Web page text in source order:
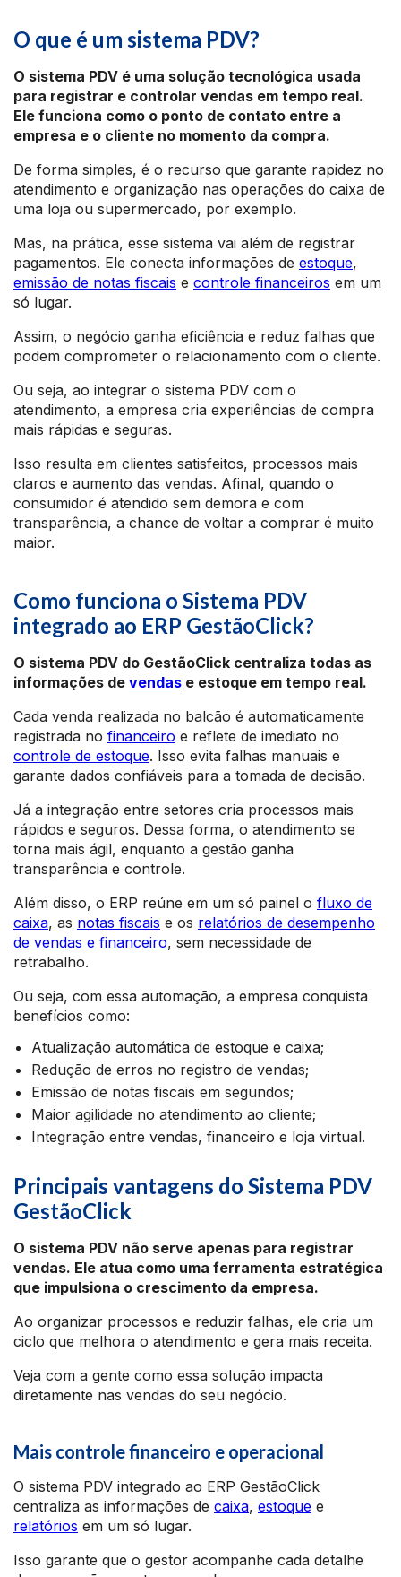
O que é um sistema PDV?
O sistema PDV é uma solução tecnológica usada
para registrar e controlar vendas em tempo real.
Ele funciona como o ponto de contato entre a
empresa e o cliente no momento da compra.
De forma simples, é o recurso que garante rapidez no
atendimento e organização nas operações do caixa de
uma loja ou supermercado, por exemplo.
Mas, na prática, esse sistema vai além de registrar
pagamentos. Ele conecta informações de estoque,
emissão de notas fiscais e controle financeiros em um
só lugar.
Assim, o negócio ganha eficiência e reduz falhas que
podem comprometer o relacionamento com o cliente.
Ou seja, ao integrar o sistema PDV com o
atendimento, a empresa cria experiências de compra
mais rápidas e seguras.
Isso resulta em clientes satisfeitos, processos mais
claros e aumento das vendas. Afinal, quando o
consumidor é atendido sem demora e com
transparência, a chance de voltar a comprar é muito
maior.
Como funciona o Sistema PDV
integrado ao ERP GestãoClick?
O sistema PDV do GestãoClick centraliza todas as
informações de vendas e estoque em tempo real.
Cada venda realizada no balcão é automaticamente
registrada no financeiro e reflete de imediato no
controle de estoque. Isso evita falhas manuais e
garante dados confiáveis para a tomada de decisão.
Já a integração entre setores cria processos mais
rápidos e seguros. Dessa forma, o atendimento se
torna mais ágil, enquanto a gestão ganha
transparência e controle.
Além disso, o ERP reúne em um só painel o fluxo de
caixa, as notas fiscais e os relatórios de desempenho
de vendas e financeiro, sem necessidade de
retrabalho.
Ou seja, com essa automação, a empresa conquista
benefícios como:
Atualização automática de estoque e caixa;
Redução de erros no registro de vendas;
Emissão de notas fiscais em segundos;
Maior agilidade no atendimento ao cliente;
Integração entre vendas, financeiro e loja virtual.
Principais vantagens do Sistema PDV
GestãoClick
O sistema PDV não serve apenas para registrar
vendas. Ele atua como uma ferramenta estratégica
que impulsiona o crescimento da empresa.
Ao organizar processos e reduzir falhas, ele cria um
ciclo que melhora o atendimento e gera mais receita.
Veja com a gente como essa solução impacta
diretamente nas vendas do seu negócio.
Mais controle financeiro e operacional
O sistema PDV integrado ao ERP GestãoClick
centraliza as informações de caixa, estoque e
relatórios em um só lugar.
Isso garante que o gestor acompanhe cada detalhe